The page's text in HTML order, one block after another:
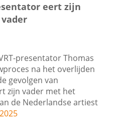
Filter
eert zijn
presentator Thomas
na het overlijden
gevolgen van
zijn vader met het
de Nederlandse artiest